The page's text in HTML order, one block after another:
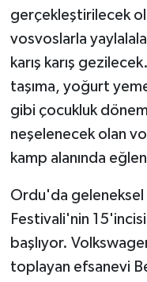
gerçekleştirilecek
vosvoslarla
karış karış
taşıma, yoğurt
gibi çocukluk
neşelenecek olan
kamp alanında
Ordu'da geleneksel
Festivali'nin
başlıyor.
toplayan efsanevi